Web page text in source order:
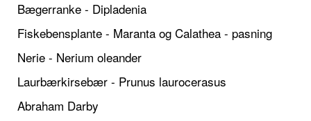
Bægerranke - Dipladenia
Fiskebensplante - Maranta og Calathea - pasning
Nerie - Nerium oleander
Laurbærkirsebær - Prunus laurocerasus
Abraham Darby